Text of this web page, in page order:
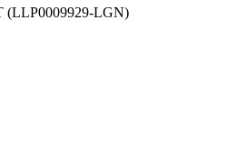
(LLP0009929-LGN)